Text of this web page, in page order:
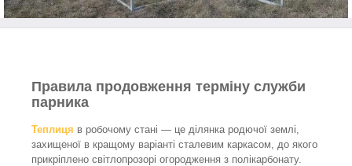
Правила продовження терміну служби
парника
Теплиця в робочому стані — це ділянка родючої землі,
захищеної в кращому варіанті сталевим каркасом, до якого
прикріплено світлопрозорі огородження з полікарбонату.